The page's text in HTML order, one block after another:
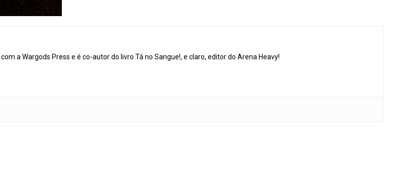
a Wargods Press e é co-autor do livro Tá no Sangue!, e claro, editor do Arena Heavy!